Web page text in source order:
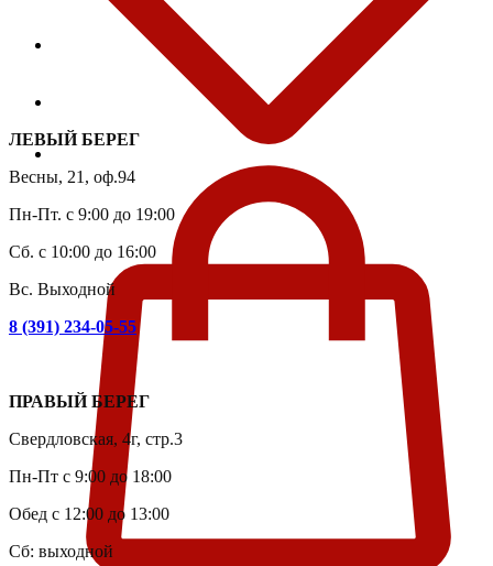
ЛЕВЫЙ БЕРЕГ
Весны, 21, оф.94
Пн-Пт. с 9:00 до 19:00
Сб. с 10:00 до 16:00
Вс. Выходной
8 (391) 234-05-55
ПРАВЫЙ БЕРЕГ
Свердловская, 4г, стр.3
Пн-Пт с 9:00 до 18:00
Обед с 12:00 до 13:00
Сб: выходной